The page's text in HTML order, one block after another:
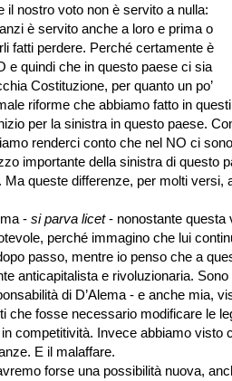
il nostro voto non è servito a nulla:
è servito anche a loro e prima o
fatti perdere. Perché certamente è
e quindi che in questo paese ci sia
Costituzione, per quanto un po’
riforme che abbiamo fatto in
per la sinistra in questo paese.
renderci conto che nel NO ci
importante della sinistra di
Ma queste differenze, per molti
- si parva licet- nonostante questa
perché immagino che lui
passo, mentre io penso che a
anticapitalista e rivoluzionaria.
di D’Alema - e anche mia,
che fosse necessario modificare le
competitività. Invece abbiamo
E il malaffare.
forse una possibilità nuova,